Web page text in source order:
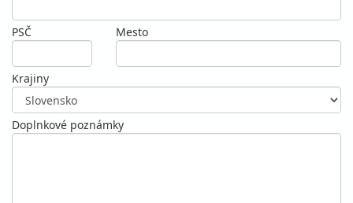
PSČ Mesto
Krajiny
Doplnkové poznámky